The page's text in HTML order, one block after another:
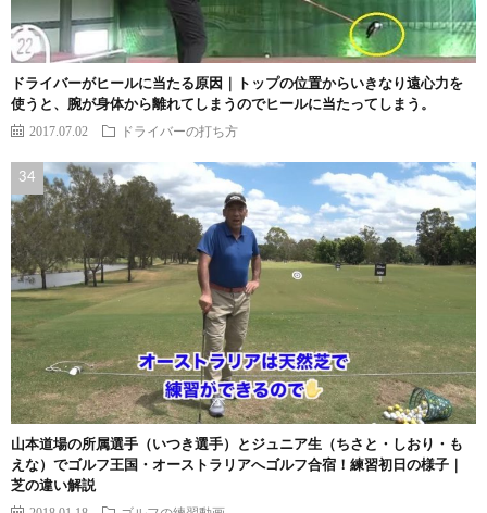
ドライバーがヒールに当たる原因｜トップの位置からいきなり遠心力を
使うと、腕が身体から離れてしまうのでヒールに当たってしまう。
2017.07.02 ドライバーの打ち方
山本道場の所属選手（いつき選手）とジュニア生（ちさと・しおり・も
えな）でゴルフ王国・オーストラリアへゴルフ合宿！練習初日の様子｜
芝の違い解説